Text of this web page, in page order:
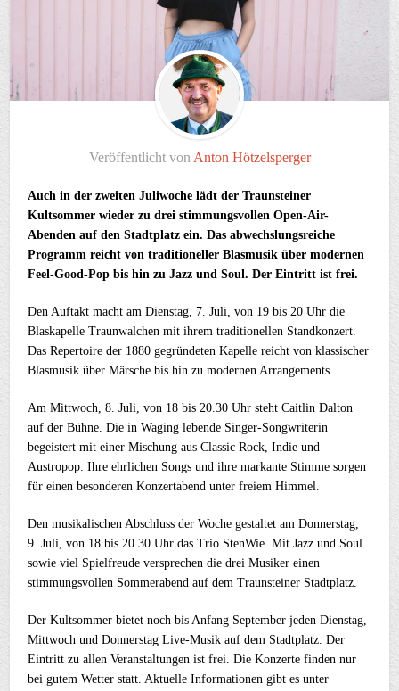
Veröffentlicht von Anton Hötzelsperger
Auch in der zweiten Juliwoche lädt der Traunsteiner
Kultsommer wieder zu drei stimmungsvollen Open-Air-
Abenden auf den Stadtplatz ein. Das abwechslungsreiche
Programm reicht von traditioneller Blasmusik über modernen
Feel-Good-Pop bis hin zu Jazz und Soul. Der Eintritt ist frei.
Den Auftakt macht am Dienstag, 7. Juli, von 19 bis 20 Uhr die
Blaskapelle Traunwalchen mit ihrem traditionellen Standkonzert.
Das Repertoire der 1880 gegründeten Kapelle reicht von klassischer
Blasmusik über Märsche bis hin zu modernen Arrangements.
Am Mittwoch, 8. Juli, von 18 bis 20.30 Uhr steht Caitlin Dalton
auf der Bühne. Die in Waging lebende Singer-Songwriterin
begeistert mit einer Mischung aus Classic Rock, Indie und
Austropop. Ihre ehrlichen Songs und ihre markante Stimme sorgen
für einen besonderen Konzertabend unter freiem Himmel.
Den musikalischen Abschluss der Woche gestaltet am Donnerstag,
9. Juli, von 18 bis 20.30 Uhr das Trio StenWie. Mit Jazz und Soul
sowie viel Spielfreude versprechen die drei Musiker einen
stimmungsvollen Sommerabend auf dem Traunsteiner Stadtplatz.
Der Kultsommer bietet noch bis Anfang September jeden Dienstag,
Mittwoch und Donnerstag Live-Musik auf dem Stadtplatz. Der
Eintritt zu allen Veranstaltungen ist frei. Die Konzerte finden nur
bei gutem Wetter statt. Aktuelle Informationen gibt es unter